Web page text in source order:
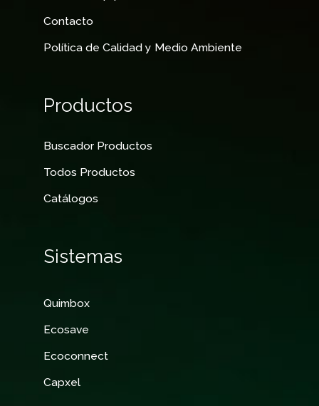
Contacto
Política de Calidad y Medio Ambiente
Productos
Buscador Productos
Todos Productos
Catálogos
Sistemas
Quimbox
Ecosave
Ecoconnect
Capxel